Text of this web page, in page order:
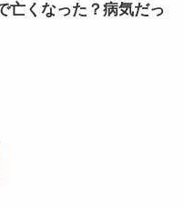
亡くなった？病気だっ